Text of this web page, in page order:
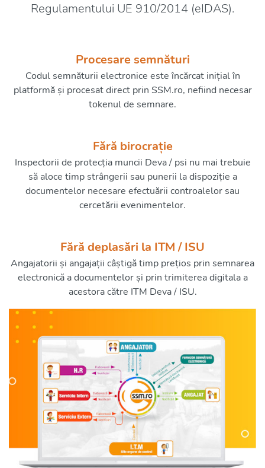
Regulamentului UE 910/2014 (eIDAS).
Procesare semnături
Codul semnăturii electronice este încărcat inițial în
platformă și procesat direct prin SSM.ro, nefiind necesar
tokenul de semnare.
Fără birocrație
Inspectorii de protecția muncii Deva / psi nu mai trebuie
să aloce timp strângerii sau punerii la dispoziție a
documentelor necesare efectuării controalelor sau
cercetării evenimentelor.
Fără deplasări la ITM / ISU
Angajatorii și angajații câștigă timp prețios prin semnarea
electronică a documentelor și prin trimiterea digitala a
acestora către ITM Deva / ISU.